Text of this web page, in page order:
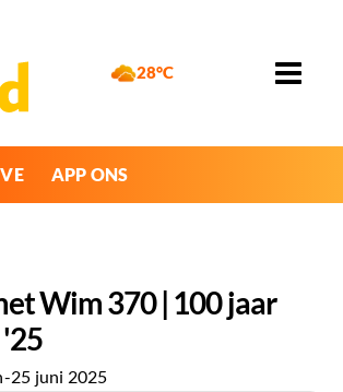
28°C
APP ONS
Wim 370 | 100 jaar
-25 juni 2025